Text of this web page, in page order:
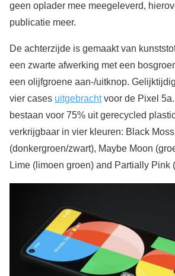
geen oplader mee meegeleverd,
publicatie meer.
De achterzijde is gemaakt van
een zwarte afwerking met een
een olijfgroene aan-/uitknop.
vier cases uitgebrachtvoor de Pixel
bestaan voor 75% uit gerecycled
verkrijgbaar in vier kleuren: Black Moss
(donkergroen/zwart), Maybe Moon
Lime (limoen groen) and Partially Pink